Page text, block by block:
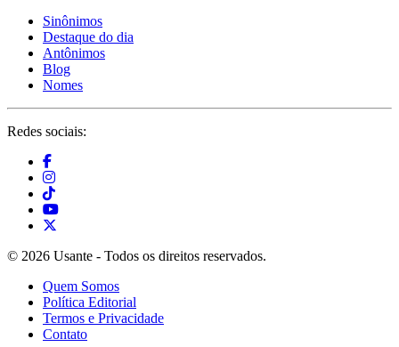
Sinônimos
Destaque do dia
Antônimos
Blog
Nomes
Redes sociais:
© 2026 Usante - Todos os direitos reservados.
Quem Somos
Política Editorial
Termos e Privacidade
Contato